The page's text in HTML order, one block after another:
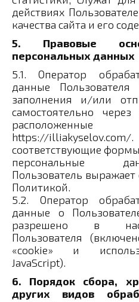
действиях
качества сайта и его
5. Правовые
персональных данных
5.1. Оператор
данные
заполнения и/или
самостоятельно
https://
соответствующие
персональные
Пользователь выражает
Политикой.
5.2. Оператор
данные о
разрешено в
Пользователя
«cookie» и
JavaScript).
6. Порядок сбора,
других видов